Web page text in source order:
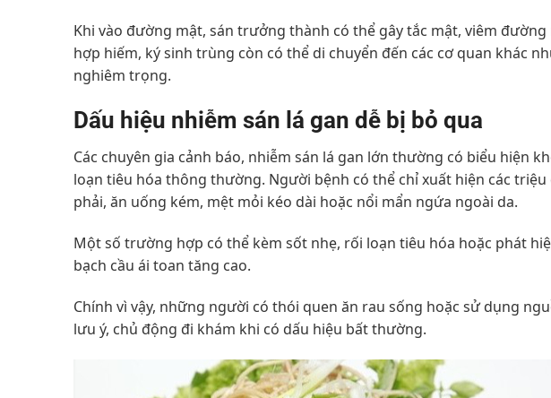
Khi vào đường mật, sán trưởng thành có thể gây tắc mật, viêm
hợp hiếm, ký sinh trùng còn có thể di chuyển đến các cơ quan khác
nghiêm trọng.
Dấu hiệu nhiễm sán lá gan dễ bị bỏ qua
Các chuyên gia cảnh báo, nhiễm sán lá gan lớn thường có biểu hiện
loạn tiêu hóa thông thường. Người bệnh có thể chỉ xuất hiện các
phải, ăn uống kém, mệt mỏi kéo dài hoặc nổi mẩn ngứa ngoài da.
Một số trường hợp có thể kèm sốt nhẹ, rối loạn tiêu hóa hoặc phát
bạch cầu ái toan tăng cao.
Chính vì vậy, những người có thói quen ăn rau sống hoặc sử dụng
lưu ý, chủ động đi khám khi có dấu hiệu bất thường.